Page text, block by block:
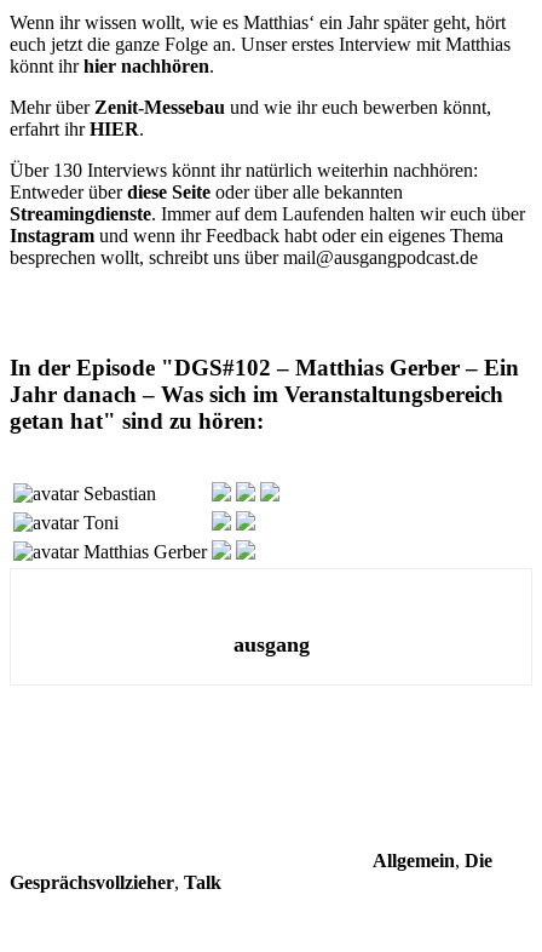
Wenn ihr wissen wollt, wie es Matthias‘ ein Jahr später geht, hört
euch jetzt die ganze Folge an. Unser erstes Interview mit Matthias
könnt ihrhier nachhören.
Mehr über Zenit-Messebau und wie ihr euch bewerben könnt,
erfahrt ihrHIER.
Über 130 Interviews könnt ihr natürlich weiterhin nachhören:
Entweder überdiese Seite oder über alle bekannten
Streamingdienste. Immer auf dem Laufenden halten wir euch über
Instagram und wenn ihr Feedback habt oder ein eigenes Thema
besprechen wollt, schreibt uns über mail@ausgangpodcast.de
In der Episode "DGS#102 – Matthias Gerber – Ein
Jahr danach – Was sich im Veranstaltungsbereich
getan hat" sind zu hören:
Sebastian
Toni
Matthias Gerber
ausgang
Allgemein, Die
Gesprächsvollzieher, Talk